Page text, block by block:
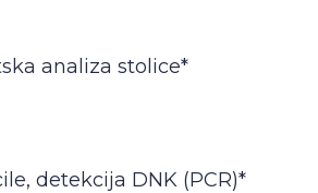
analiza stolice*
detekcija DNK (PCR)*